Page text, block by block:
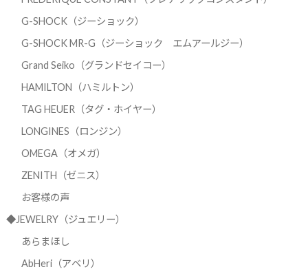
G-SHOCK（ジーショック）
G-SHOCK MR-G（ジーショック エムアールジー）
Grand Seiko（グランドセイコー）
HAMILTON（ハミルトン）
TAG HEUER（タグ・ホイヤー）
LONGINES（ロンジン）
OMEGA（オメガ）
ZENITH（ゼニス）
お客様の声
◆JEWELRY（ジュエリー）
あらまほし
AbHeri（アベリ）